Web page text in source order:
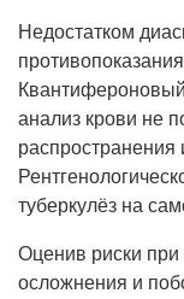
Недостатком
анализ крови не
распространения
туберкулёз на
Оценив риски при
осложнения и